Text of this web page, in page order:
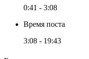
0:41 - 3:08
Время поста
3:08 - 19:43